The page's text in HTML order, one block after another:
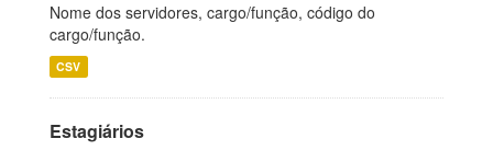
Nome dos servidores, cargo/função, código do
cargo/função.
CSV
Estagiários